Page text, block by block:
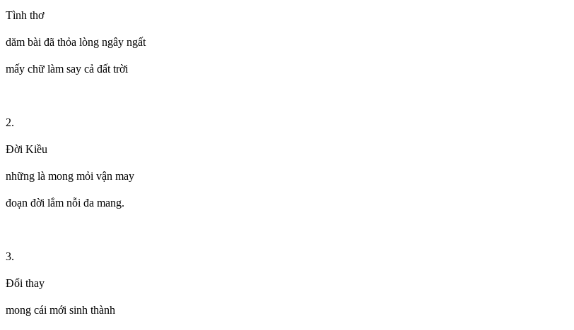
Tình thơ
dăm bài đã thỏa lòng ngây ngất
mấy chữ làm say cả đất trời
2.
Đời Kiều
những là mong mỏi vận may
đoạn đời lắm nỗi đa mang.
3.
Đổi thay
mong cái mới sinh thành